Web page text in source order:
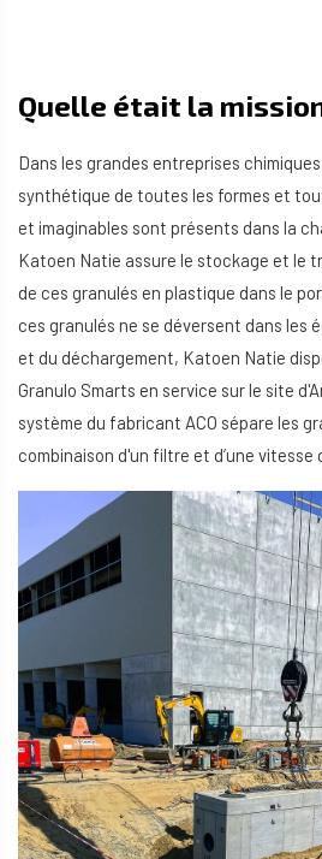
Quelle était la
Dans les grandes entreprises
synthétique de toutes les formes et
et imaginables sont présents dans la
Katoen Natie assure le stockage et le
de ces granulés en plastique dans le
ces granulés ne se déversent dans les
et du déchargement, Katoen Natie
Granulo Smarts en service sur le site
système du fabricant ACO sépare les
combinaison d'un filtre et d’une vitesse